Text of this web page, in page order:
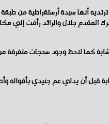
أنها سيدة أرستقراطية من
جلال والرائد رأفت إلي
كما لاحظ وجود سحجات متفرقة
قبل أن يدلي عم جنيدي بأقواله